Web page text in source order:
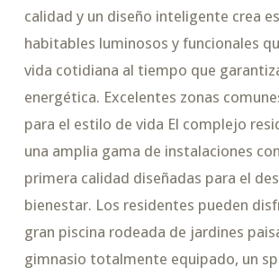
calidad y un diseño inteligente crea
habitables luminosos y funcionales
vida cotidiana al tiempo que
energética. Excelentes zonas
para el estilo de vida El complejo
una amplia gama de instalaciones
primera calidad diseñadas para el
bienestar. Los residentes pueden
gran piscina rodeada de jardines
gimnasio totalmente equipado, un